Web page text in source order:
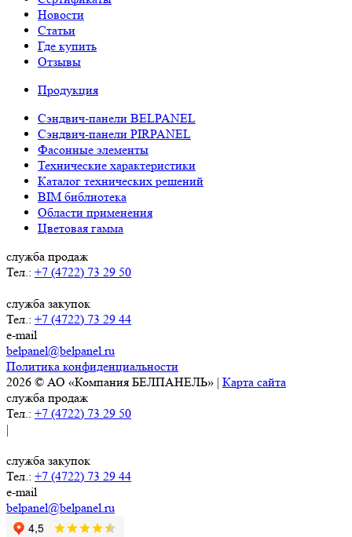
Новости
Статьи
Где купить
Отзывы
Продукция
Сэндвич-панели BELPANEL
Сэндвич-панели PIRPANEL
Фасонные элементы
Технические характеристики
Каталог технических решений
BIM библиотека
Области применения
Цветовая гамма
служба продаж
Тел.: +7 (4722) 73 29 50
служба закупок
Тел.: +7 (4722) 73 29 44
e-mail
belpanel@belpanel.ru
Политика конфиденциальности
2026 © АО «Компания БЕЛПАНЕЛЬ» | Карта сайта
служба продаж
Тел.: +7 (4722) 73 29 50
|
служба закупок
Тел.: +7 (4722) 73 29 44
e-mail
belpanel@belpanel.ru